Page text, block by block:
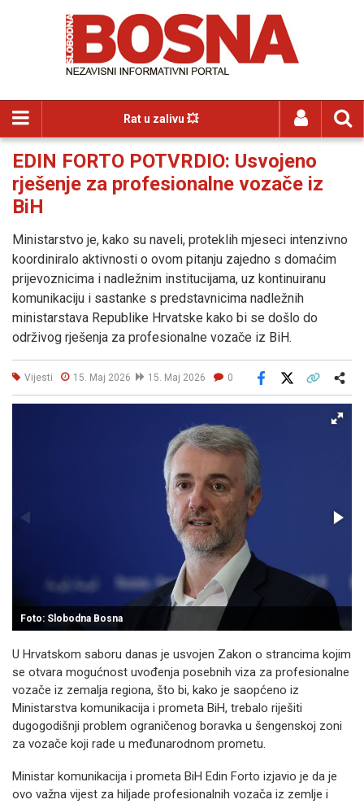
Rat u zalivu 💥
EDIN FORTO POTVRDIO: Usvojeno
rješenje za profesionalne vozače iz
BiH
Ministarstvo je, kako su naveli, proteklih mjeseci intenzivno
koordiniralo aktivnosti o ovom pitanju zajedno s domaćim
prijevoznicima i nadležnim institucijama, uz kontinuiranu
komunikaciju i sastanke s predstavnicima nadležnih
ministarstava Republike Hrvatske kako bi se došlo do
održivog rješenja za profesionalne vozače iz BiH.
Vijesti 15. Maj 2026 15. Maj 2026 0
Facebook
Foto: Slobodna Bosna
U Hrvatskom saboru danas je usvojen Zakon o strancima kojim
se otvara mogućnost uvođenja posebnih viza za profesionalne
vozače iz zemalja regiona, što bi, kako je saopćeno iz
Ministarstva komunikacija i prometa BiH, trebalo riješiti
dugogodišnji problem ograničenog boravka u šengenskoj zoni
za vozače koji rade u međunarodnom prometu.
Ministar komunikacija i prometa BiH Edin Forto izjavio je da je
ovo važna vijest za hiljade profesionalnih vozača iz zemlje i